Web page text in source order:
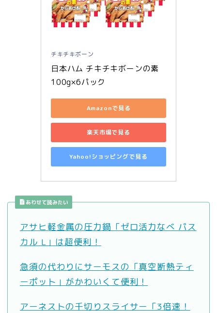
チキチキボーン
日本ハム チキチキボーンの素
100g×6パック
Amazonで見る
楽天市場で見る
Yahoo!ショッピングで見る
あわせて読みたい
アサヒ軽金属の圧力鍋「ゼロ活力なべ パス
カル L」は超便利！
急須の代わりにサーモスの「真空断熱ティ
ーポット」がかわいくて便利！
アーネストの千切りスライサー「3倍速！